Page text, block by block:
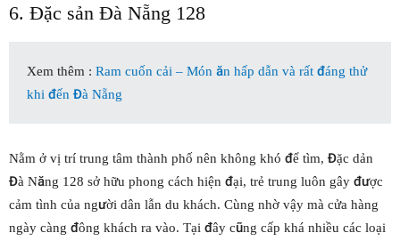
6. Đặc sản Đà Nẵng 128
Xem thêm : Ram cuốn cải – Món ăn hấp dẫn và rất đáng thử
khi đến Đà Nẵng
Nằm ở vị trí trung tâm thành phố nên không khó để tìm, Đặc dản
Đà Năng 128 sở hữu phong cách hiện đại, trẻ trung luôn gây được
cảm tình của người dân lẫn du khách. Cùng nhờ vậy mà cửa hàng
ngày càng đông khách ra vào. Tại đây cũng cấp khá nhiều các loại